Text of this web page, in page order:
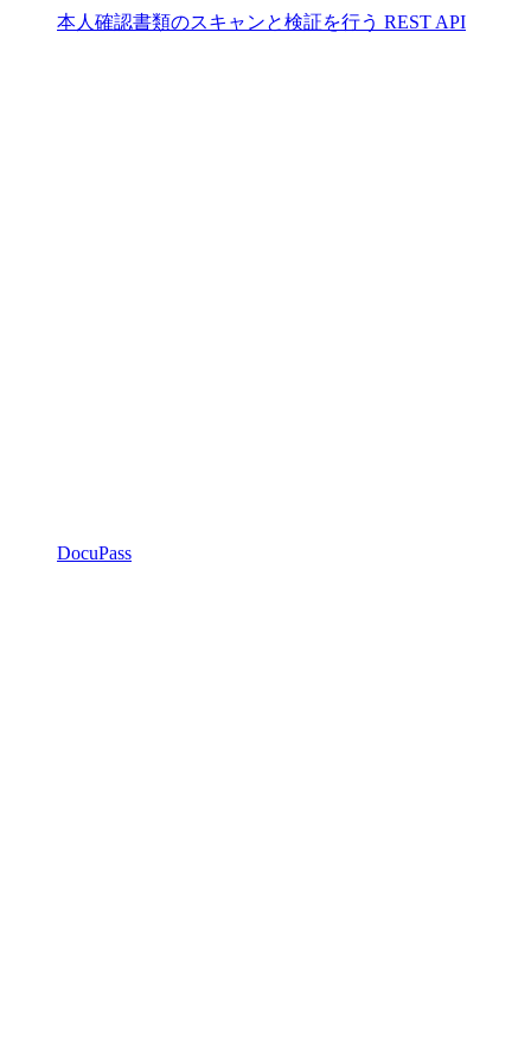
本人確認書類のスキャンと検証を行う REST API
DocuPass